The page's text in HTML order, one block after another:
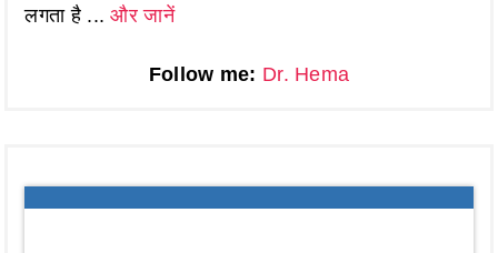
लगता है ...और जानें
Follow me: Dr. Hema